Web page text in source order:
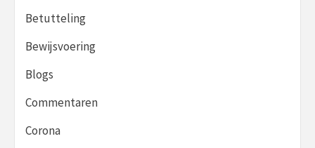
Betutteling
Bewijsvoering
Blogs
Commentaren
Corona